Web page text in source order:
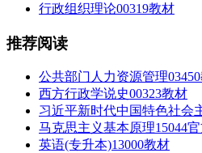
行政组织理论00319教材
推荐阅读
公共部门人力资源管理
西方行政学说史00323教材
习近平新时代中国特色社会
马克思主义基本原理15044
英语(专升本)13000教材